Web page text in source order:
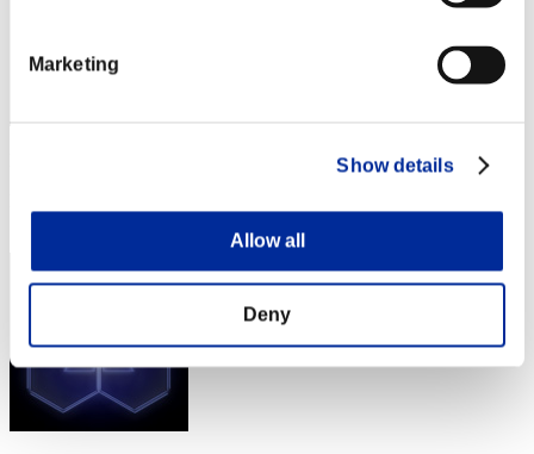
Marketing
Show details
Allow all
Deny